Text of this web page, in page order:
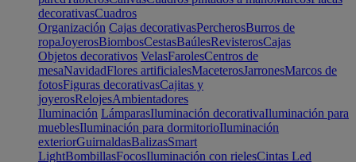
decorativasCuadros
Organización Cajas decorativasPercherosBurros de
ropaJoyerosBiombosCestasBaúlesRevisterosCajas
Objetos decorativos VelasFarolesCentros de
mesaNavidadFlores artificialesMaceterosJarronesMarcos de
fotosFiguras decorativasCajitas y
joyerosRelojesAmbientadores
Iluminación LámparasIluminación decorativaIluminación para
mueblesIluminación para dormitorioIluminación
exteriorGuirnaldasBalizasSmart
LightBombillasFocosIluminación con rielesCintas Led